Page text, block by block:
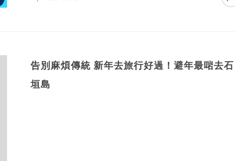
告別麻煩傳統 新年去旅行好過！避年最啱去石
垣島